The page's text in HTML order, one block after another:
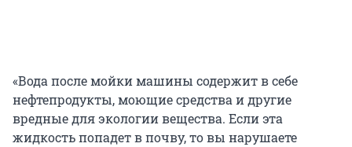
«Вода после мойки машины содержит в себе
нефтепродукты, моющие средства и другие
вредные для экологии вещества. Если эта
жидкость попадет в почву, то вы нарушаете